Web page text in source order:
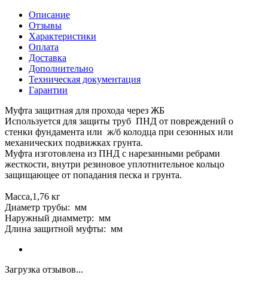
Описание
Отзывы
Характеристики
Оплата
Доставка
Дополнительно
Техническая документация
Гарантии
Муфта защитная для прохода через ЖБ
Используется для защиты труб ПНД от повреждений о
стенки фундамента или ж/б колодца при сезонных или
механических подвижках грунта.
Муфта изготовлена из ПНД с нарезанными ребрами
жесткости, внутри резиновое уплотнительное кольцо
защищающее от попадания песка и грунта.
Масса,1,76 кг
Диаметр трубы: мм
Наружный диамметр: мм
Длина защитной муфты: мм
Загрузка отзывов...